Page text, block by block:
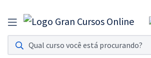
Assinatura Ilimitada 11
Acesso a todos os cursos. Teste grátis por 7 dias!